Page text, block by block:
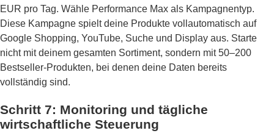
EUR pro Tag. Wähle Performance Max als Kampagnentyp.
Diese Kampagne spielt deine Produkte vollautomatisch auf
Google Shopping, YouTube, Suche und Display aus. Starte
nicht mit deinem gesamten Sortiment, sondern mit 50–200
Bestseller-Produkten, bei denen deine Daten bereits
vollständig sind.
Schritt 7: Monitoring und tägliche
wirtschaftliche Steuerung